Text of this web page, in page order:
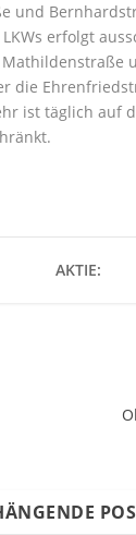
und
erfolgt
die
ist täglich auf
AKTIE: